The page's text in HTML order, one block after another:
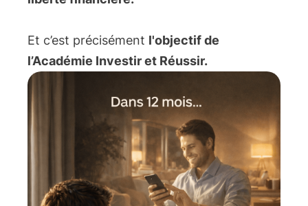
Et c’est précisément l'objectif de
l’Académie Investir et Réussir.